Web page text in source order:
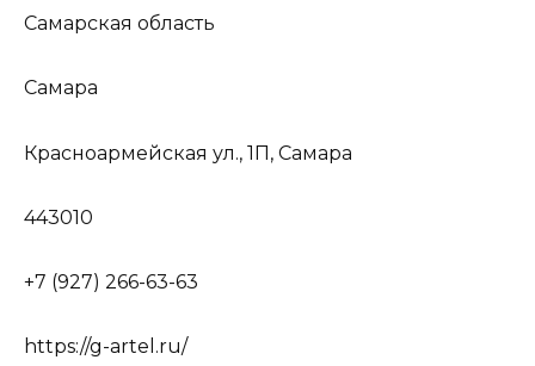
Самарская область
Самара
Красноармейская ул., 1П, Самара
443010
+7 (927) 266-63-63
https://g-artel.ru/